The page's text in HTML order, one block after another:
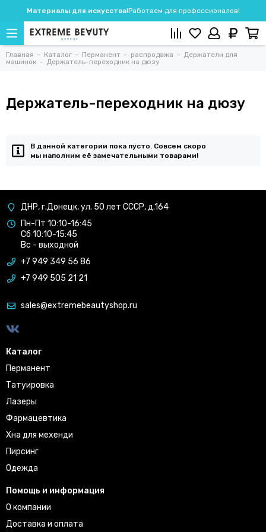
Материалы для искусства!Работаем для профессионалов!
Главная Каталог Перманент распродажа
Держатели для
машинок
Держатель-переходник на дюзу
Держатель-переходник на дюзу
В данной категории пока пусто. Совсем скоро
мы наполним её замечательными товарами!
ДНР, г.Донецк, ул. 50 лет СССР, д.164
Пн-Пт 10:10-16:45
Сб 10:10-15:45
Вс - выходной
+7 949 349 56 86
+7 949 505 21 21
sales@extremebeautyshop.ru
Каталог
Перманент
Татуировка
Лазеры
Фармацевтика
Хна для мехенди
Пирсинг
Одежда
Помощь и информация
О компании
Доставка и оплата